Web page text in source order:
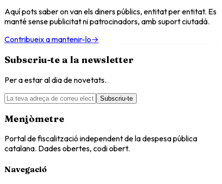
Aquí pots saber on van els diners públics, entitat per entitat. Es
manté sense publicitat ni patrocinadors, amb suport ciutadà.
Contribueix a mantenir-lo→
Subscriu-te a la newsletter
Per a estar al dia de novetats.
Subscriu-te
Menjòmetre
Portal de fiscalització independent de la despesa pública
catalana. Dades obertes, codi obert.
Navegació